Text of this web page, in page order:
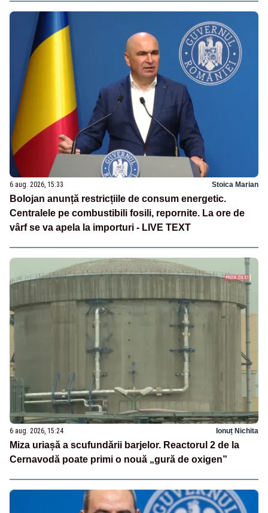
6 aug. 2026, 15:33 Stoica Marian
Bolojan anunță restricțiile de consum energetic.
Centralele pe combustibili fosili, repornite. La ore de
vârf se va apela la importuri - LIVE TEXT
6 aug. 2026, 15:24 Ionuț Nichita
Miza uriașă a scufundării barjelor. Reactorul 2 de la
Cernavodă poate primi o nouă „gură de oxigen”